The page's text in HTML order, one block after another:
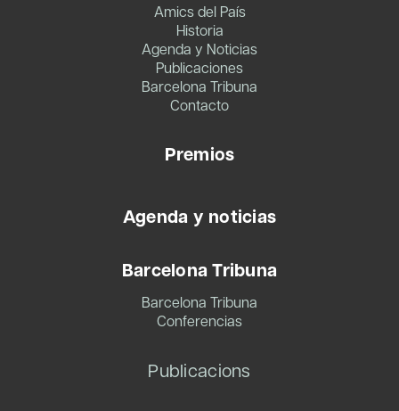
Amics del País
Historia
Agenda y Noticias
Publicaciones
Barcelona Tribuna
Contacto
Premios
Agenda y noticias
Barcelona Tribuna
Barcelona Tribuna
Conferencias
Publicacions